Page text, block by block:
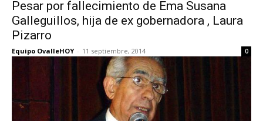
Pesar por fallecimiento de Ema Susana
Galleguillos, hija de ex gobernadora , Laura
Pizarro
Equipo OvalleHOY - 11 septiembre, 2014 0